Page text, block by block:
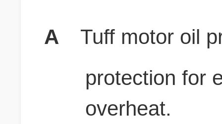
A
Tuff motor oil
protection for
overheat.